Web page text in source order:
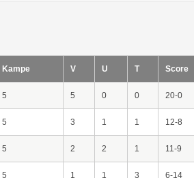
Kampe V U T Score
5 5 0 0 20-0
5 3 1 1 12-8
5 2 2 1 11-9
5 1 1 3 6-14